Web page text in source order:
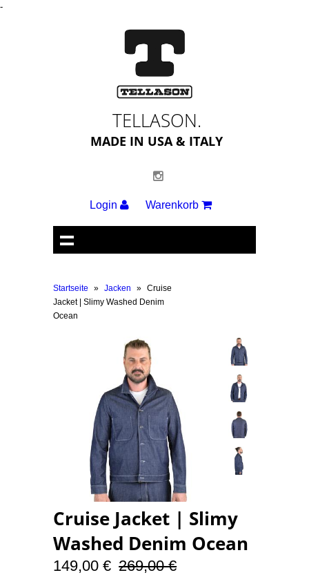
-
TELLASON.
MADE IN USA & ITALY
Login Warenkorb
Startseite » Jacken » Cruise
Jacket | Slimy Washed Denim
Ocean
Cruise Jacket | Slimy
Washed Denim Ocean
149,00 € 269,00 €